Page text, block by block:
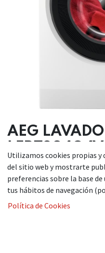
AEG
599,00€
AÑADIR A LA
Utilizamos cookies propias y
del sitio web y mostrarte
preferencias sobre la base
tus hábitos de navegación
Política de Cookies